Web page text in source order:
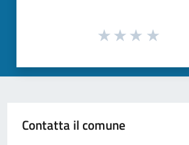
Contatta il comune